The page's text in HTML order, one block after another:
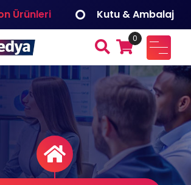
Kutu & Ambalaj
Reklam Tanıtım, Dijital Çözümler
0